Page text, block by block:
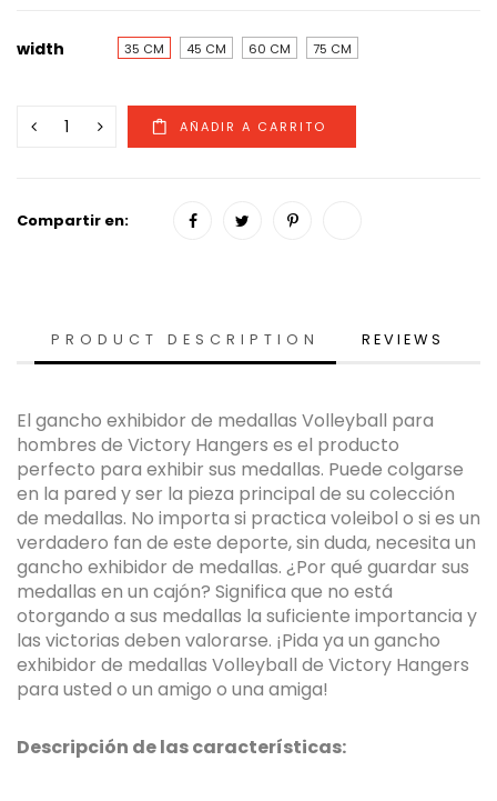
width 35 CM 45 CM 60 CM 75 CM
Compartir en:
PRODUCT DESCRIPTION REVIEWS
El gancho exhibidor de medallas Volleyball para
hombres de Victory Hangers es el producto
perfecto para exhibir sus medallas. Puede colgarse
en la pared y ser la pieza principal de su colección
de medallas. No importa si practica voleibol o si es un
verdadero fan de este deporte, sin duda, necesita un
gancho exhibidor de medallas. ¿Por qué guardar sus
medallas en un cajón? Significa que no está
otorgando a sus medallas la suficiente importancia y
las victorias deben valorarse. ¡Pida ya un gancho
exhibidor de medallas Volleyball de Victory Hangers
para usted o un amigo o una amiga!
Descripción de las características: